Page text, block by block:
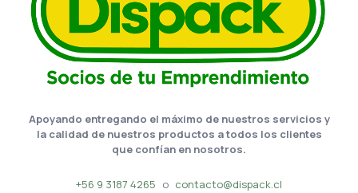
Apoyando entregando el máximo de nuestros servicios y
la calidad de nuestros productos a todos los clientes
que confían en nosotros.
+56 9 3187 4265 o contacto@dispack.cl